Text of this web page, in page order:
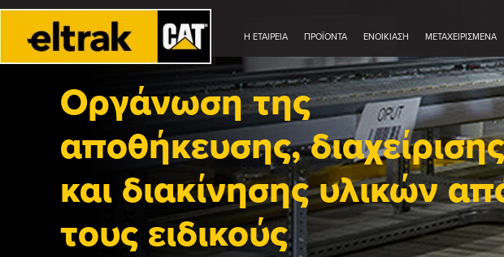
Η ΕΤΑΙΡΕΊΑ ΠΡΟΪΟΝΤΑ ΕΝΟΙΚΊΑΣΗ ΜΕΤΑΧΕΙΡΙΣΜΈΝΑ
Οργάνωση της
αποθήκευσης,
και διακίνησης υλικών
τους ειδικούς